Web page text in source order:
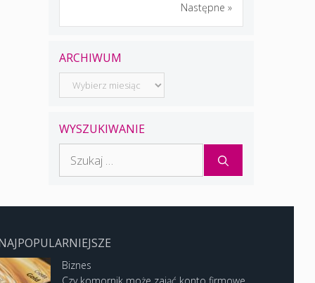
Następne »
ARCHIWUM
Archiwum
WYSZUKIWANIE
Biznes